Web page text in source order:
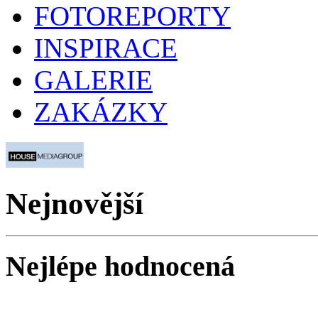
FOTOREPORTY
INSPIRACE
GALERIE
ZAKÁZKY
Nejnovější
Nejlépe hodnocená